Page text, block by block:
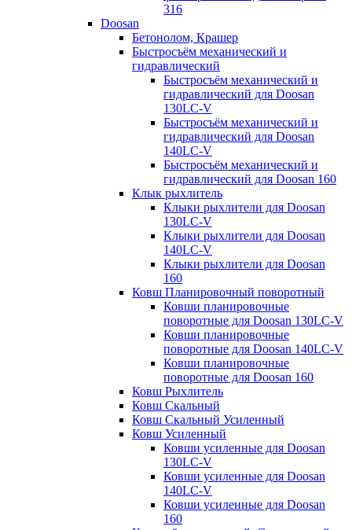
316
Doosan
Бетонолом, Крашер
Быстросъём механический и
гидравлический
Быстросъём механический и
гидравлический для Doosan
130LC-V
Быстросъём механический и
гидравлический для Doosan
140LC-V
Быстросъём механический и
гидравлический для Doosan 160
Клык рыхлитель
Клыки рыхлители для Doosan
130LC-V
Клыки рыхлители для Doosan
140LC-V
Клыки рыхлители для Doosan
160
Ковш Планировочный поворотный
Ковши планировочные
поворотные для Doosan 130LC-V
Ковши планировочные
поворотные для Doosan 140LC-V
Ковши планировочные
поворотные для Doosan 160
Ковш Рыхлитель
Ковш Скальный
Ковш Скальный Усиленный
Ковш Усиленный
Ковши усиленные для Doosan
130LC-V
Ковши усиленные для Doosan
140LC-V
Ковши усиленные для Doosan
160